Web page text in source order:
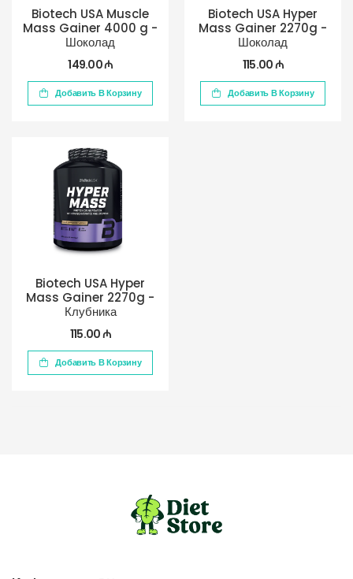
Biotech USA Muscle
Mass Gainer 4000 g -
Шоколад
149.00 ₼
Добавить В Корзину
Biotech USA Hyper
Mass Gainer 2270g -
Шоколад
115.00 ₼
Добавить В Корзину
Biotech USA Hyper
Mass Gainer 2270g -
Клубника
115.00 ₼
Добавить В Корзину